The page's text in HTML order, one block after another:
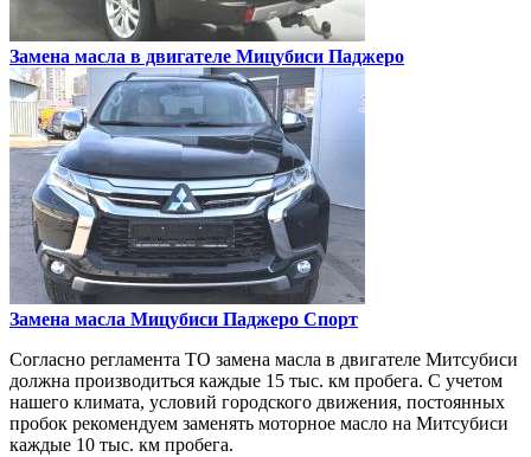
Замена масла в двигателе Мицубиси Паджеро
Замена масла Мицубиси Паджеро Спорт
Согласно регламента ТО замена масла в двигателе Митсубиси
должна производиться каждые 15 тыс. км пробега. С учетом
нашего климата, условий городского движения, постоянных
пробок рекомендуем заменять моторное масло на Митсубиси
каждые 10 тыс. км пробега.